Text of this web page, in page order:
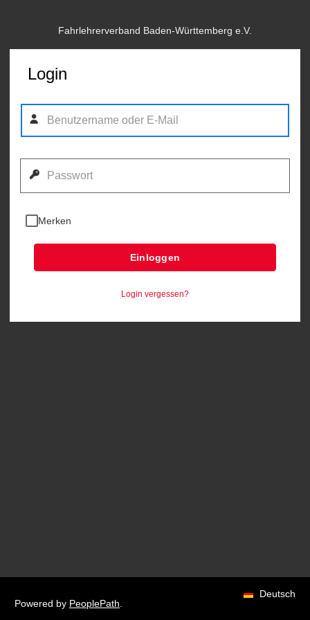
Fahrlehrerverband Baden-Württemberg e.V.
Login
Merken
Einloggen
Login vergessen?
Deutsch
Powered by PeoplePath